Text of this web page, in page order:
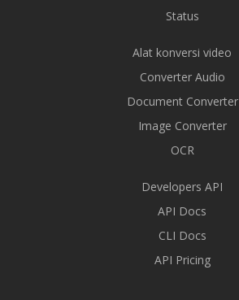
Status
Alat konversi video
Converter Audio
Document Converter
Image Converter
OCR
Developers API
API Docs
CLI Docs
API Pricing